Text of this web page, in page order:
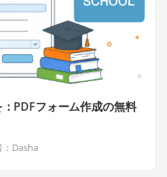
PDFフォーム作成の無料
：Dasha